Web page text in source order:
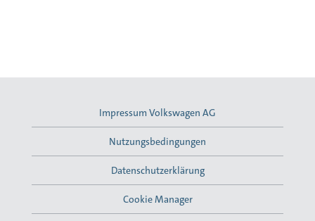
Impressum Volkswagen AG
Nutzungsbedingungen
Datenschutzerklärung
Cookie Manager